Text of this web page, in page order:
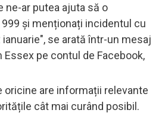
ne-ar putea ajuta să o
și menționați incidentul cu
se arată într-un mesaj
Essex pe contul de Facebook,
oricine are informații relevante
cât mai curând posibil.